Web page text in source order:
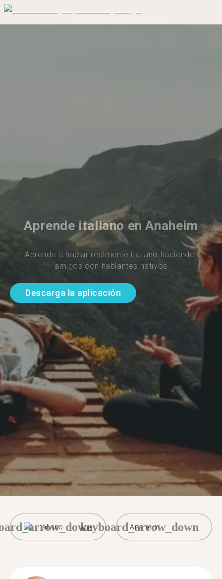
Aprende italiano en Anaheim
Aprende a hablar realmente italiano haciendo
amigos con hablantes nativos
Descarga la aplicación
Italiano Anaheim
keyboard_arrow_down